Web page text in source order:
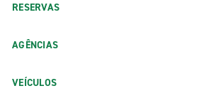
RESERVAS
AGÊNCIAS
VEÍCULOS